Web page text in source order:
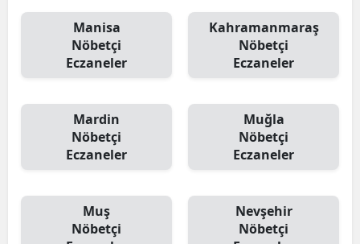
Manisa
Nöbetçi
Eczaneler
Kahramanmaraş
Nöbetçi
Eczaneler
Mardin
Nöbetçi
Eczaneler
Muğla
Nöbetçi
Eczaneler
Muş
Nöbetçi
Nevşehir
Nöbetçi